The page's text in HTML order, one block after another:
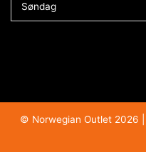
Søndag
© Norwegian Outlet 2026 |